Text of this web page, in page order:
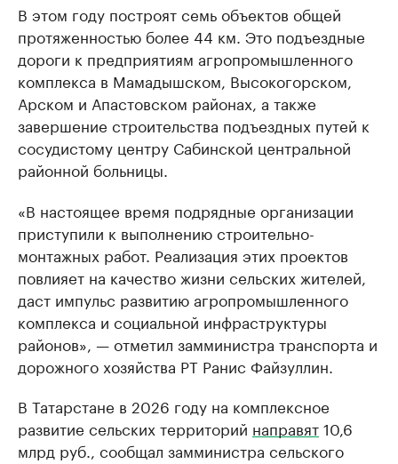
В этом году построят семь объектов общей
протяженностью более 44 км. Это подъездные
дороги к предприятиям агропромышленного
комплекса в Мамадышском, Высокогорском,
Арском и Апастовском районах, а также
завершение строительства подъездных путей к
сосудистому центру Сабинской центральной
районной больницы.
«В настоящее время подрядные организации
приступили к выполнению строительно-
монтажных работ. Реализация этих проектов
повлияет на качество жизни сельских жителей,
даст импульс развитию агропромышленного
комплекса и социальной инфраструктуры
районов», — отметил замминистра транспорта и
дорожного хозяйства РТ Ранис Файзуллин.
В Татарстане в 2026 году на комплексное
развитие сельских территорий направят10,6
млрд руб., сообщал замминистра сельского